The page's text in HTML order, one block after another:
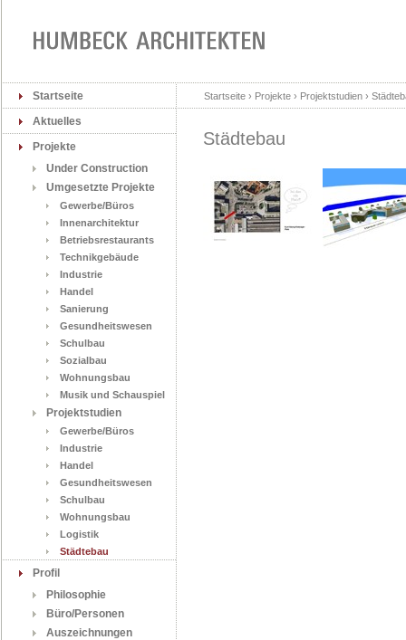
Startseite
Aktuelles
Projekte
Under Construction
Umgesetzte Projekte
Gewerbe/Büros
Innenarchitektur
Betriebsrestaurants
Technikgebäude
Industrie
Handel
Sanierung
Gesundheitswesen
Schulbau
Sozialbau
Wohnungsbau
Musik und Schauspiel
Projektstudien
Gewerbe/Büros
Industrie
Handel
Gesundheitswesen
Schulbau
Wohnungsbau
Logistik
Städtebau
Profil
Philosophie
Büro/Personen
Auszeichnungen
Startseite › Projekte › Projektstudien ›
Städtebau